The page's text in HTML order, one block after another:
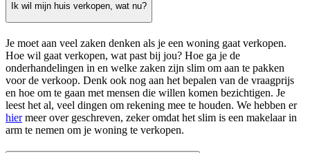
Ik wil mijn huis verkopen, wat nu?
Je moet aan veel zaken denken als je een woning gaat verkopen.
Hoe wil gaat verkopen, wat past bij jou? Hoe ga je de
onderhandelingen in en welke zaken zijn slim om aan te pakken
voor de verkoop. Denk ook nog aan het bepalen van de vraagprijs
en hoe om te gaan met mensen die willen komen bezichtigen. Je
leest het al, veel dingen om rekening mee te houden. We hebben er
hiermeer over geschreven, zeker omdat het slim is een makelaar in
arm te nemen om je woning te verkopen.